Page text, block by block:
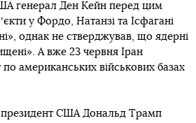
генерал Ден Кейн перед цим
у Фордо, Натанзі та Ісфагані
однак не стверджував, що ядерні
А вже 23 червня Іран
по американських військових базах
президент США Дональд Трамп